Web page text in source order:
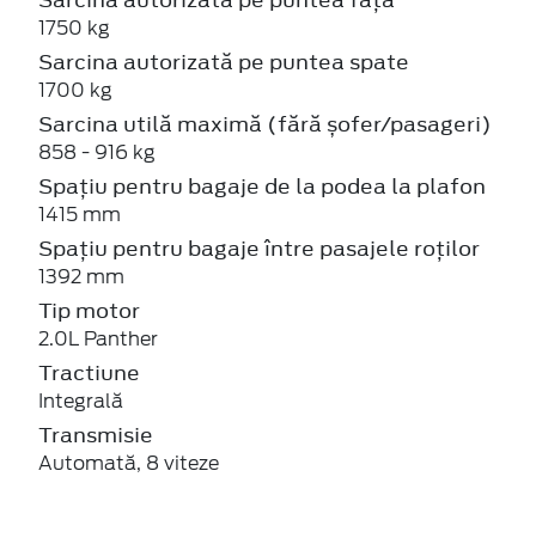
1750 kg
Sarcina autorizată pe puntea spate
1700 kg
Sarcina utilă maximă (fără șofer/pasageri)
858 - 916 kg
Spațiu pentru bagaje de la podea la plafon
1415 mm
Spațiu pentru bagaje între pasajele roților
1392 mm
Tip motor
2.0L Panther
Tractiune
Integrală
Transmisie
Automată, 8 viteze